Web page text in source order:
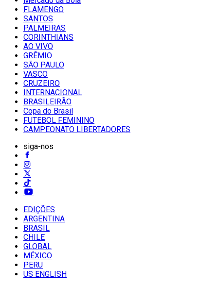
FLAMENGO
SANTOS
PALMEIRAS
CORINTHIANS
AO VIVO
GRÊMIO
SĀO PAULO
VASCO
CRUZEIRO
INTERNACIONAL
BRASILEIRÃO
Copa do Brasil
FUTEBOL FEMININO
CAMPEONATO LIBERTADORES
siga-nos
EDIÇÕES
ARGENTINA
BRASIL
CHILE
GLOBAL
MÉXICO
PERU
US ENGLISH